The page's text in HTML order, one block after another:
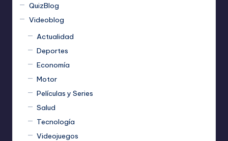
QuizBlog
Videoblog
Actualidad
Deportes
Economía
Motor
Películas y Series
Salud
Tecnología
Videojuegos